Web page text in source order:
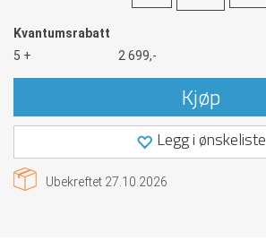
Kvantumsrabatt
5 +
2 699,-
Kjøp
Legg i ønskeliste
Ubekreftet 27.10.2026